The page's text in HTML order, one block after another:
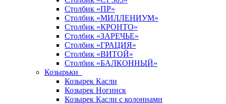
Столбик «ПР»
Столбик «МИЛЛЕНИУМ»
Столбик «КРОНТО»
Столбик «ЗАРЕЧЬЕ»
Столбик «ГРАЦИЯ»
Столбик «ВИТОЙ»
Столбик «БАЛКОННЫЙ»
Козырьки
Козырек Касли
Козырек Ногинск
Козырек Касли с колоннами